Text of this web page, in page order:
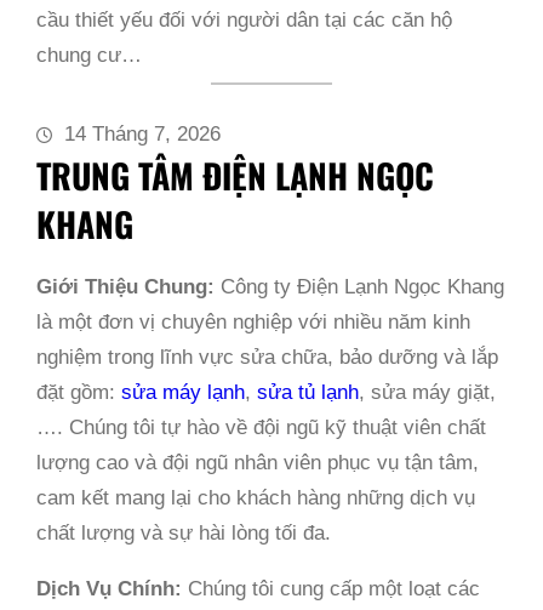
cầu thiết yếu đối với người dân tại các căn hộ
chung cư…
14 Tháng 7, 2026
TRUNG TÂM ĐIỆN LẠNH NGỌC
KHANG
Giới Thiệu Chung: Công ty Điện Lạnh Ngọc Khang
là một đơn vị chuyên nghiệp với nhiều năm kinh
nghiệm trong lĩnh vực sửa chữa, bảo dưỡng và lắp
đặt gồm: sửa máy lạnh, sửa tủ lạnh, sửa máy giặt,
…. Chúng tôi tự hào về đội ngũ kỹ thuật viên chất
lượng cao và đội ngũ nhân viên phục vụ tận tâm,
cam kết mang lại cho khách hàng những dịch vụ
chất lượng và sự hài lòng tối đa.
Dịch Vụ Chính: Chúng tôi cung cấp một loạt các